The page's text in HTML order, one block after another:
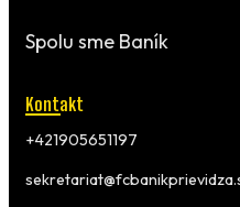
Spolu sme Baník
Kontakt
+421905651197